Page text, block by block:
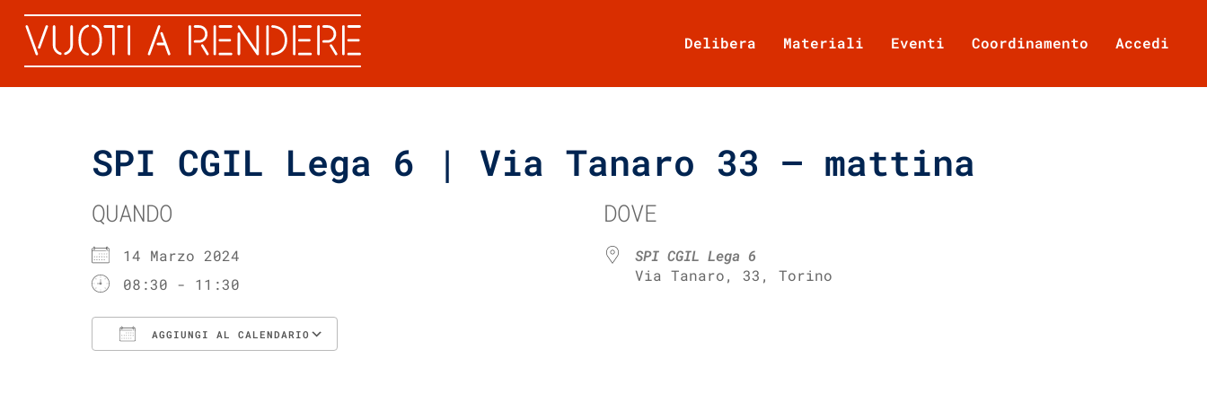
Delibera Materiali Eventi Coordinamento Accedi
SPI CGIL Lega 6 | Via Tanaro 33 – mattina
QUANDO
14 Marzo 2024
08:30 - 11:30
AGGIUNGI AL CALENDARIO
DOVE
SPI CGIL Lega 6
Via Tanaro, 33, Torino